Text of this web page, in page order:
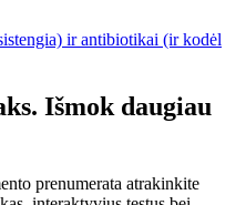
ir antibiotikai (ir kodėl
Išmok daugiau
prenumerata atrakinkite